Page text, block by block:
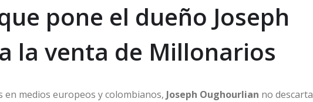
pone el dueño Joseph
la venta de Millonarios
en medios europeos y colombianos, Joseph Oughourlian no descarta